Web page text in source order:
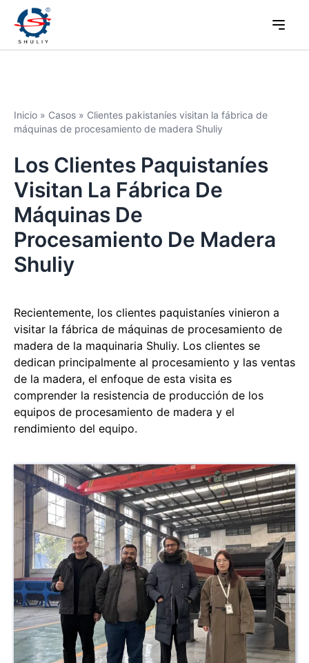
Inicio » Casos » Clientes pakistaníes visitan la fábrica de
máquinas de procesamiento de madera Shuliy
Los Clientes Paquistaníes
Visitan La Fábrica De
Máquinas De
Procesamiento De Madera
Shuliy
Recientemente, los clientes paquistaníes vinieron a
visitar la fábrica de máquinas de procesamiento de
madera de la maquinaria Shuliy. Los clientes se
dedican principalmente al procesamiento y las ventas
de la madera, el enfoque de esta visita es
comprender la resistencia de producción de los
equipos de procesamiento de madera y el
rendimiento del equipo.